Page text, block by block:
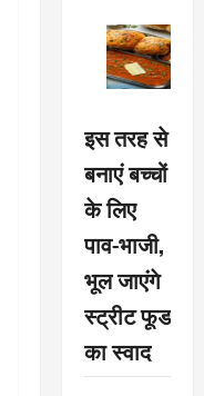
इस तरह से
बनाएं बच्चों
के लिए
पाव-भाजी,
भूल जाएंगे
स्ट्रीट फूड
का स्वाद